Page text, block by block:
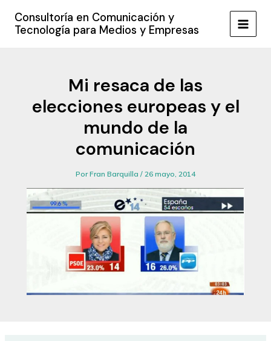
contenido
Consultoría en Comunicación y
Tecnología para Medios y Empresas
MAIN
Mi resaca de las
elecciones europeas y el
mundo de la
comunicación
PorFran Barquilla / 26 mayo, 2014